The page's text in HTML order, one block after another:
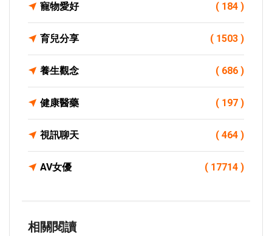
寵物愛好 ( 184 )
育兒分享 ( 1503 )
養生觀念 ( 686 )
健康醫藥 ( 197 )
視訊聊天 ( 464 )
AV女優 ( 17714 )
相關閱讀